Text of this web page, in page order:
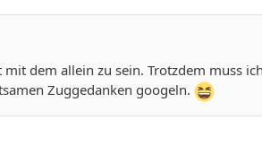
mit dem allein zu sein. Trotzdem muss
Zuggedanken googeln.